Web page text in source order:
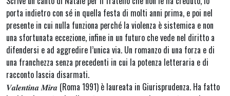
porta indietro con sé in quella festa di molti anni prima, e poi nel
presente in cui nulla funziona perché la violenza è sistemica e non
una sfortunata eccezione, infine in un futuro che vede nel diritto a
difendersi e ad aggredire l’unica via. Un romanzo di una forza e di
una franchezza senza precedenti in cui la potenza letteraria e di
racconto lascia disarmati.
𝑽𝒂𝒍𝒆𝒏𝒕𝒊𝒏𝒂 𝑴𝒊𝒓𝒂 (Roma 1991) è laureata in Giurisprudenza. Ha fatto